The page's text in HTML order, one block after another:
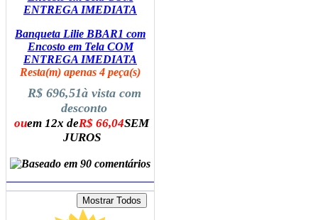
Banqueta Lilie BBAR1 com
Encosto em Tela COM
ENTREGA IMEDIATA
Resta(m) apenas 4 peça(s)
R$ 696,51à vista com
desconto
ouem 12x deR$ 66,04SEM
JUROS